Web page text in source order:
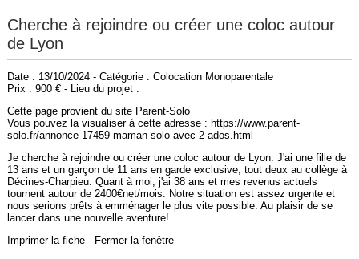
Cherche à rejoindre ou créer une coloc autour
de Lyon
Date : 13/10/2024 - Catégorie : Colocation Monoparentale
Prix : 900 € - Lieu du projet :
Cette page provient du site Parent-Solo
Vous pouvez la visualiser à cette adresse : https://www.parent-
solo.fr/annonce-17459-maman-solo-avec-2-ados.html
Je cherche à rejoindre ou créer une coloc autour de Lyon. J'ai une fille de
13 ans et un garçon de 11 ans en garde exclusive, tout deux au collège à
Décines-Charpieu. Quant à moi, j'ai 38 ans et mes revenus actuels
tournent autour de 2400€net/mois. Notre situation est assez urgente et
nous serions prêts à emménager le plus vite possible. Au plaisir de se
lancer dans une nouvelle aventure!
Imprimer la fiche- Fermer la fenêtre